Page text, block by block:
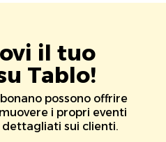
il tuo
Tablo!
possono offrire
i propri eventi
sui clienti.